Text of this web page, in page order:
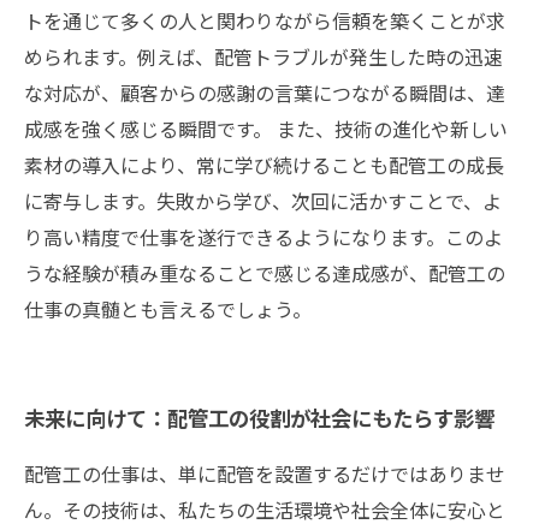
トを通じて多くの人と関わりながら信頼を築くことが求
められます。例えば、配管トラブルが発生した時の迅速
な対応が、顧客からの感謝の言葉につながる瞬間は、達
成感を強く感じる瞬間です。 また、技術の進化や新しい
素材の導入により、常に学び続けることも配管工の成長
に寄与します。失敗から学び、次回に活かすことで、よ
り高い精度で仕事を遂行できるようになります。このよ
うな経験が積み重なることで感じる達成感が、配管工の
仕事の真髄とも言えるでしょう。
未来に向けて：配管工の役割が社会にもたらす影響
配管工の仕事は、単に配管を設置するだけではありませ
ん。その技術は、私たちの生活環境や社会全体に安心と